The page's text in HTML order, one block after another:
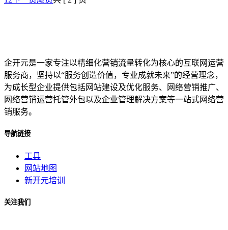
企开元是一家专注以精细化营销流量转化为核心的互联网运营
服务商，坚持以“服务创造价值，专业成就未来”的经营理念，
为成长型企业提供包括网站建设及优化服务、网络营销推广、
网络营销运营托管外包以及企业管理解决方案等一站式网络营
销服务。
导航链接
工具
网站地图
新开元培训
关注我们